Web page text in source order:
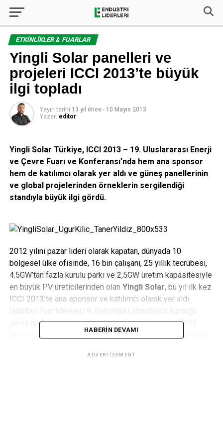
ETKINLIKLER & FUARLAR
Yingli Solar panelleri ve
projeleri ICCI 2013’te büyük
ilgi topladı
Yayın tarihi 13 yıl önce - 10 Mayıs 2013
Yazar: editor
Yingli Solar Türkiye, ICCI 2013 – 19. Uluslararası Enerji
ve Çevre Fuarı ve Konferansı’nda hem ana sponsor
hem de katılımcı olarak yer aldı ve güneş panellerinin
ve global projelerinden örneklerin sergilendiği
standıyla büyük ilgi gördü.
2012 yılını pazar lideri olarak kapatan, dünyada 10
bölgesel ülke ofisinde, 16 bin çalışanı, 25 yıllık tecrübesi,
4.5GW’tan fazla kurulu parkı ve 2,5GW üretim kapasitesiyle
en büyük PV üreticilerinden olan Yingli Solar, bu yıl ilk kez
ICCI 2013’te ana sponsor ve katılımcı olarak yer aldı.
İstanbul Fuar Merkezi 9. Salon’daki standlarda kurduğu
geniş teşhir alanında son teknoloji ürünü Panda ve YGE
serisi güneş panellerini sergiledi. Enerji ve Tabii Kaynaklar
standı fuar boyunca yoğun ilgi gördü.
HABERIN DEVAMI
ADVERTISEMENT